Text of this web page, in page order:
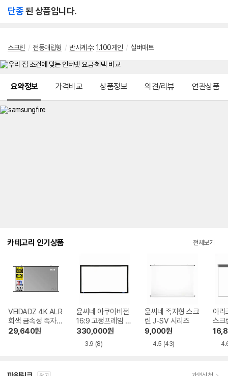
단종된 상품입니다.
스크린 / 전동매립형 / 반사계수: 1.100게인 / 실버매트
요약정보 가격비교 상품정보 의견/리뷰 연관상품
카테고리 인기상품 전체보기
VEIDADZ 4K ALR
회색 금속성 족자형
빔프로젝터 스크린
29,640원
윤씨네 아쿠아비전
16:9 고정프레임 스
크린 SA-FH 시리
즈 시네비젼원단
330,000원
3.9 (8)
윤씨네 족자형 스크
린 J-SV 시리즈
9,000원
4.5 (43)
아라
스크